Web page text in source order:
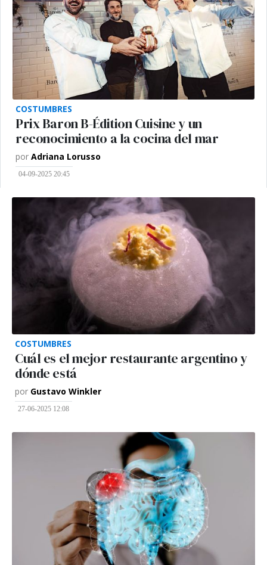
COSTUMBRES
Prix Baron B-Édition Cuisine y un
reconocimiento a la cocina del mar
por Adriana Lorusso
04-09-2025 20:45
COSTUMBRES
Cuál es el mejor restaurante argentino y
dónde está
por Gustavo Winkler
27-06-2025 12:08